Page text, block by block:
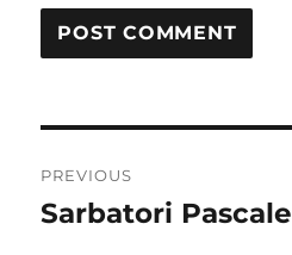
navigation
PREVIOUS
Previous
Sarbatori Pascale